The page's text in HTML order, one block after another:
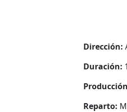
Dirección:
Duración:
Reparto: